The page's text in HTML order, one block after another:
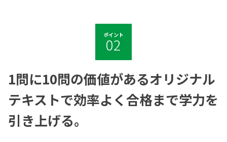
ポイント
02
1問に10問の価値があるオリジナル
テキストで効率よく合格まで学力を
引き上げる。